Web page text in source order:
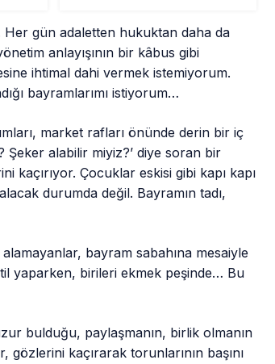
Her gün adaletten hukuktan daha da
anlayışının bir kâbus gibi
ihtimal dahi vermek istemiyorum.
bayramlarımı istiyorum…
market rafları önünde derin bir iç
Şeker alabilir miyiz?’ diye soran bir
kaçırıyor. Çocuklar eskisi gibi kapı kapı
durumda değil. Bayramın tadı,
bayram sabahına mesaiyle
yaparken, birileri ekmek peşinde… Bu
bulduğu, paylaşmanın, birlik olmanın
gözlerini kaçırarak torunlarının başını